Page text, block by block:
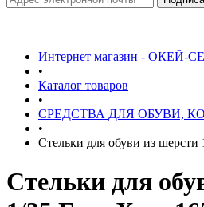
Интернет магазин - ОКЕЙ-
•
Каталог товаров
•
СРЕДСТВА ДЛЯ ОБУВИ,
•
Стельки для обуви из
Стельки для